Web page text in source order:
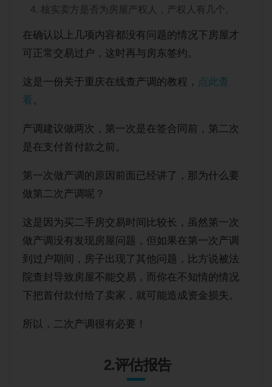
核实卖方是否为房屋产权人，产权人有几个。
在确认以上几项内容都没有问题的情况下房屋才
可正常交易过户，这时再与房东签约。
这是一份关于重庆在线查产调的教程， 点此查
看 。
产调建议做两次，第一次是在签合同前，第二次
是在支付首付款之前。
第一次做产调的原因前面已经讲了，那为什么要
做第二次产调呢？
这是因为买二手房交易时间比较长，虽然第一次
做产调没有发现房屋问题，但如果在第一次产调
到过户期间，房子出现了其他问题，比方说被法
院查封导致房屋不能交易，而你在不知情的情况
下把首付款付给了卖家，就可能造成资金损失。
所以，二次产调很有必要！
2.评估报告